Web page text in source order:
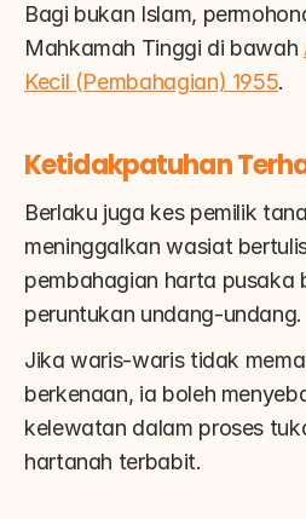
Bagi bukan Islam,
Mahkamah Tinggi di bawah
Kecil (Pembahagian) 1955.
Ketidakpatuhan
Berlaku juga kes pemilik
meninggalkan wasiat
pembahagian harta pusaka
peruntukan undang-undang.
Jika waris-waris tidak
berkenaan, ia boleh
kelewatan dalam proses
hartanah terbabit.